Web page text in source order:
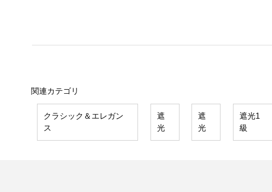
関連カテゴリ
クラシック＆エレガン
ス
遮
光
遮
光
遮光1
級